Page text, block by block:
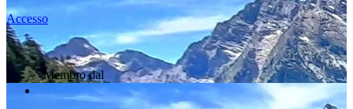
Accesso
Membro dal